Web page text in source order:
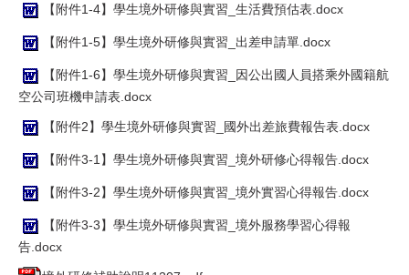
【附件1-4】學生境外研修與實習_生活費預估表.docx
【附件1-5】學生境外研修與實習_出差申請單.docx
【附件1-6】學生境外研修與實習_因公出國人員搭乘外國籍航
空公司班機申請表.docx
【附件2】學生境外研修與實習_國外出差旅費報告表.docx
【附件3-1】學生境外研修與實習_境外研修心得報告.docx
【附件3-2】學生境外研修與實習_境外實習心得報告.docx
【附件3-3】學生境外研修與實習_境外服務學習心得報
告.docx